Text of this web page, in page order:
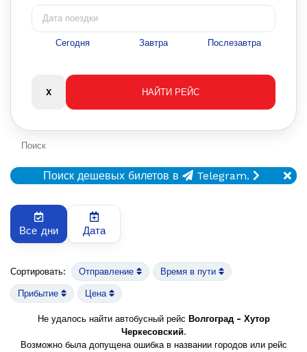
Сегодня Завтра Послезавтра
Поиск
Поиск дешевых билетов в Telegram.
Все дни Дата
Сортировать: Отправление Время в пути
Прибытие Цена
Не удалось найти автобусный рейс Волгоград - Хутор
Черкесовский.
Возможно была допущена ошибка в названии городов или рейс